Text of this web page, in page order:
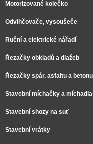
Motorizované kolečko
Odvlhčovače, vysoušeče
Ruční a elektrické nářadí
Řezačky obkladů a dlažeb
Řezačky spár, asfaltu a betonu
Stavební míchačky a míchadla
Stavební shozy na suť
Stavební vrátky